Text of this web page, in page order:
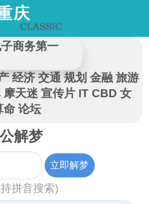
经济 交通 规划 金融 旅游
摩天迷 宣传片 IT CBD 女
命 论坛
解梦
拼音搜索)